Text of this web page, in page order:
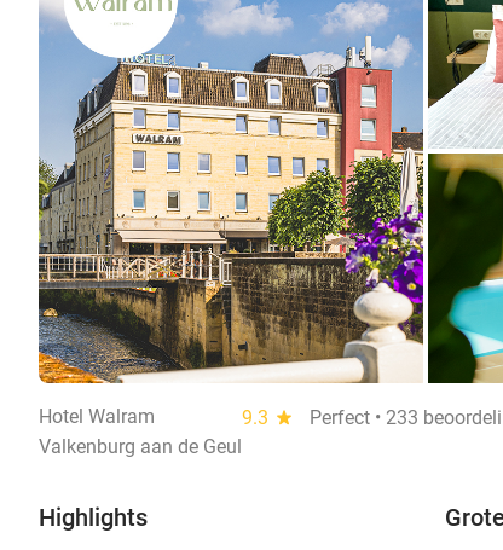
Hotel Walram 9.3 star
Perfect • 233
Valkenburg aan de Geul
Highlights